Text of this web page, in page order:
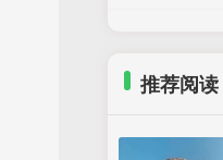
推荐阅读